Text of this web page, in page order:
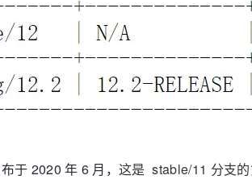
于 2020 年 6 月，这是 stable/11 分支